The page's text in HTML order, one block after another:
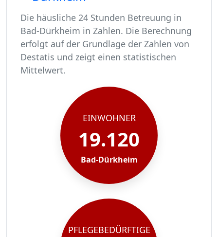
Die häusliche 24 Stunden Betreuung in
Bad-Dürkheim in Zahlen. Die Berechnung
erfolgt auf der Grundlage der Zahlen von
Destatis und zeigt einen statistischen
Mittelwert.
In Bad-Dürkheim leben rund 19120 Menschen.
Von diesen 19120 Einwohnern sind rund 1166
Ca. 187 dieser pflegebedürftigen Menschen
Der Großteil der Pflegebedürftigen in Bad-
EINWOHNER
19.120
Bad-Dürkheim
PFLEGEBEDÜRFTIGE